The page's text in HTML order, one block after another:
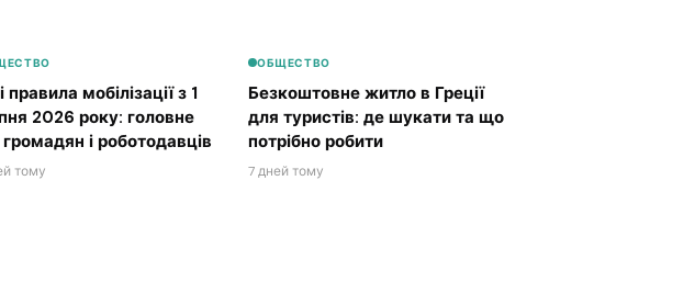
правила мобілізації з 1
2026 року: головне
і роботодавців
тому
ОБЩЕСТВО
Безкоштовне житло в Греції
для туристів: де шукати та що
потрібно робити
7 дней тому